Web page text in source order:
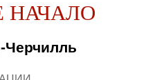
НАЧАЛО
Черчилль